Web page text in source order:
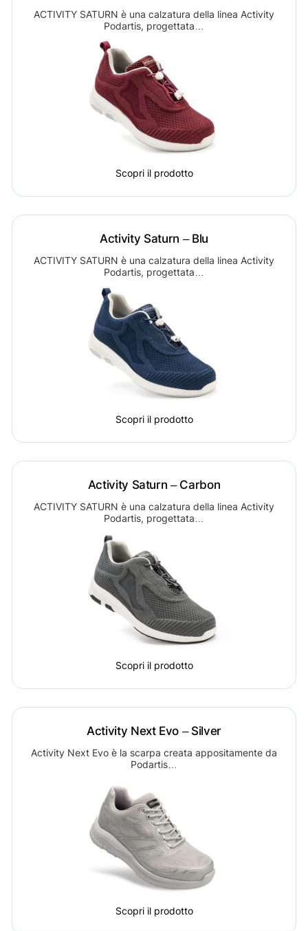
ACTIVITY SATURN è una calzatura della linea Activity
Podartis, progettata…
Scopri il prodotto
Activity Saturn – Blu
ACTIVITY SATURN è una calzatura della linea Activity
Podartis, progettata…
Scopri il prodotto
Activity Saturn – Carbon
ACTIVITY SATURN è una calzatura della linea Activity
Podartis, progettata…
Scopri il prodotto
Activity Next Evo – Silver
Activity Next Evo è la scarpa creata appositamente da
Podartis…
Scopri il prodotto